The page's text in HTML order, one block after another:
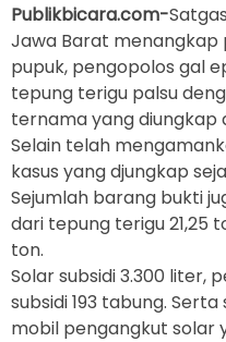
Publikbicara.com-
Jawa Barat
pupuk, pengopolos gal
tepung terigu palsu
ternama yang diungkap
Selain telah
kasus yang djungkap
Sejumlah barang bukti
dari tepung terigu 21,25
ton.
Solar subsidi 3.300 liter,
subsidi 193 tabung.
mobil pengangkut solar